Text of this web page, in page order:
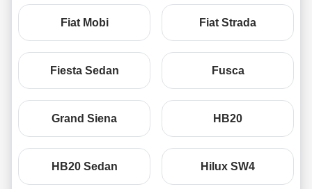
Fiat Mobi Fiat Strada
Fiesta Sedan Fusca
Grand Siena HB20
HB20 Sedan Hilux SW4